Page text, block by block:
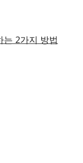
는 2가지 방법